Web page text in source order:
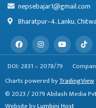
nepsebajar1@gmail.com
Bharatpur–4, Lanku,
DOI: 2831 – 2078/79
Charts powered byTradingView
© 2023 / 2079 Abilash Media